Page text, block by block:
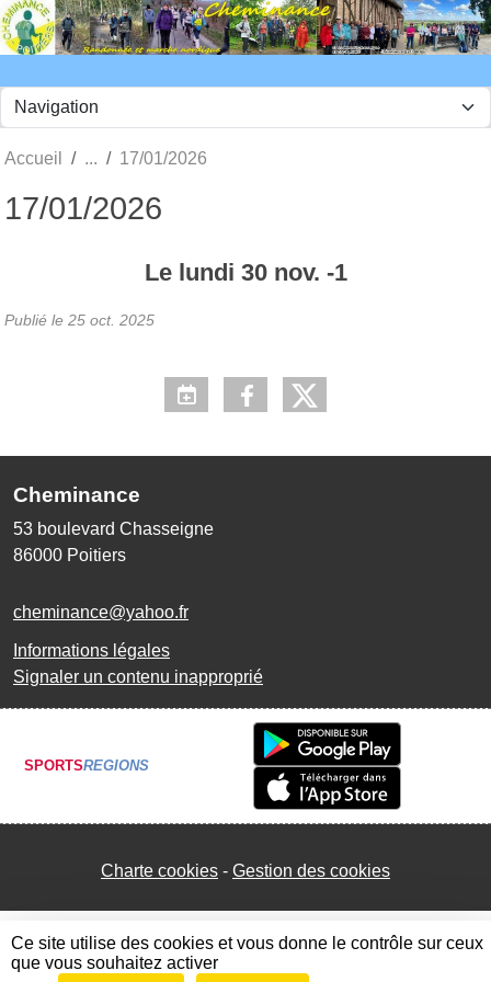
Accueil 17/01/2026
17/01/2026
Le lundi 30 nov. -1
Publié le 25 oct. 2025
Cheminance
53 boulevard Chasseigne
86000 Poitiers
cheminance@yahoo.fr
Informations légales
Signaler un contenu inapproprié
SPORTSREGIONS
Charte cookies Gestion des cookies
Panneau de gestion des cookies
Ce site utilise des cookies et vous donne le contrôle sur ceux
que vous souhaitez activer